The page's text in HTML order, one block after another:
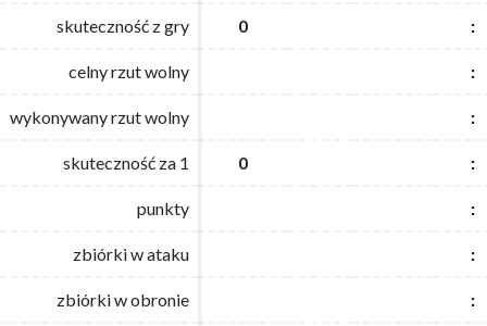
skuteczność z gry 0 :
celny rzut wolny :
wykonywany rzut wolny :
skuteczność za 1 0 :
punkty :
zbiórki w ataku :
zbiórki w obronie :
skuteczność z gry 0 :
celny rzut wolny :
wykonywany rzut wolny :
skuteczność za 1 0 :
punkty :
zbiórki w ataku :
zbiórki w obronie :